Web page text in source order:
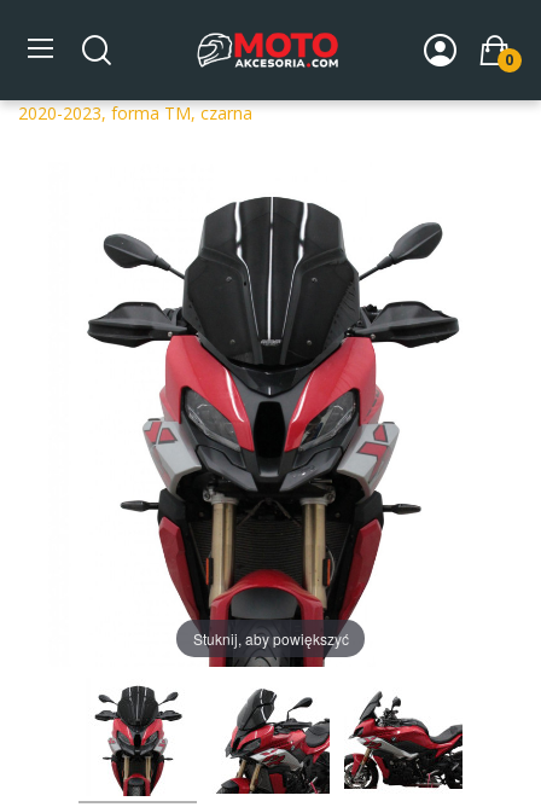
0
Strona główna DLA MOTOCYKLA Szyby
Szyby
2020-2023, forma TM, czarna
Stuknij, aby powiększyć